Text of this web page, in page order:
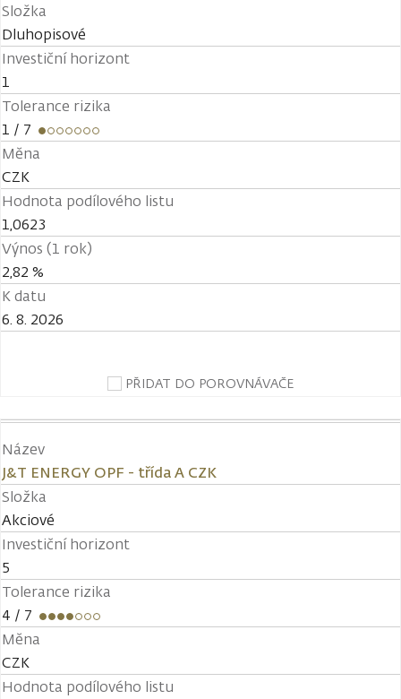
Složka
Dluhopisové
Investiční horizont
1
Tolerance rizika
1 / 7
Měna
CZK
Hodnota podílového listu
1,0623
Výnos (1 rok)
2,82 %
K datu
6. 8. 2026
PŘIDAT DO POROVNÁVAČE
Název
J&T ENERGY OPF - třída A CZK
Složka
Akciové
Investiční horizont
5
Tolerance rizika
4 / 7
Měna
CZK
Hodnota podílového listu